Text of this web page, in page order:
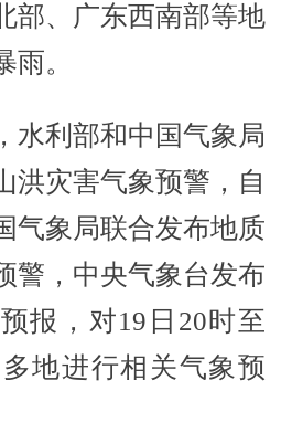
部、广东西南部等地
。
利部和中国气象局
洪灾害气象预警，自
气象局联合发布地质
警，中央气象台发布
报，对19日20时至
地进行相关气象预